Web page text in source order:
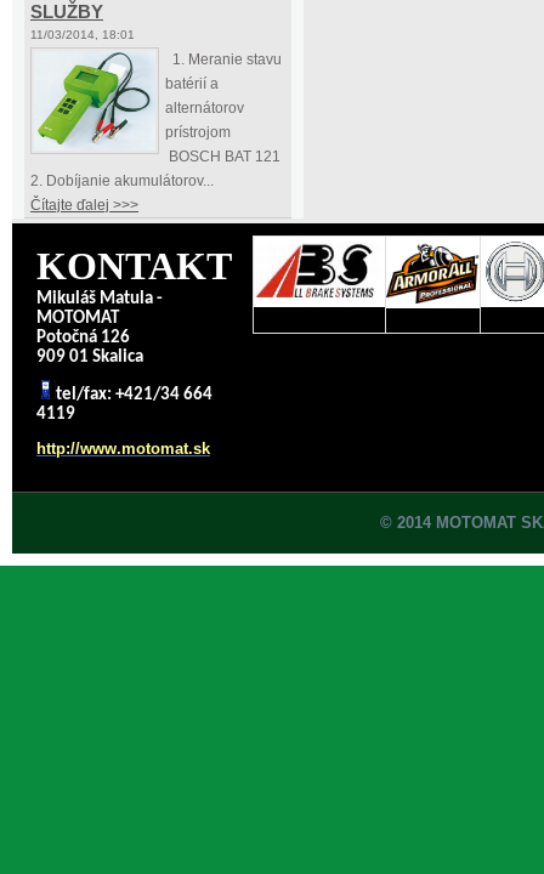
SLUŽBY
11/03/2014, 18:01
1. Meranie stavu
batérií a
alternátorov
prístrojom
BOSCH BAT 121
2. Dobíjanie akumulátorov...
Čítajte ďalej >>>
KONTAKT
Mikuláš Matula -
MOTOMAT
Potočná 126
909 01 Skalica
tel/fax: +421/34 664
4119
http://www.motomat.sk
© 2014